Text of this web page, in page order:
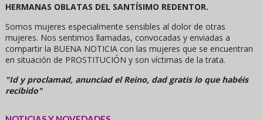
HERMANAS OBLATAS DEL SANTÍSIMO REDENTOR.
Somos mujeres especialmente sensibles al dolor de otras
mujeres. Nos sentimos llamadas, convocadas y enviadas a
compartir la BUENA NOTICIA con las mujeres que se encuentran
en situación de PROSTITUCIÓN y son víctimas de la trata.
"Id y proclamad, anunciad el Reino, dad gratis lo que habéis
recibido"